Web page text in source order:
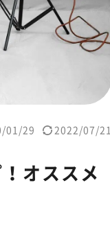
01/29 2022/07/21
オススメ